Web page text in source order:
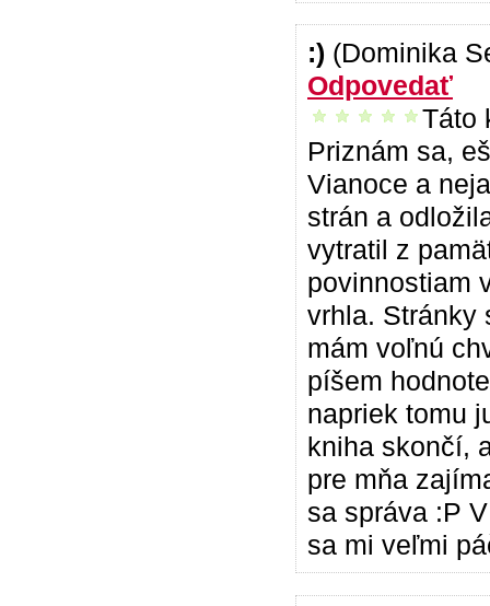
:) (Dominika
Odpovedať
vrelo odporúčam
Táto
Priznám sa,
Vianoce a
strán a
vytratil z
povinnostiam
vrhla. Stránky
mám voľnú
píšem
napriek tomu
kniha skončí,
pre mňa
sa správa :P
sa mi veľmi